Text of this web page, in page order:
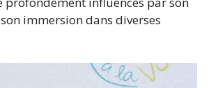
immersion dans diverses